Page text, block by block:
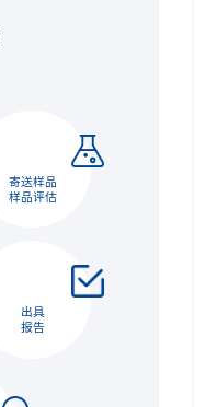
寄送样品
样品评估
出具
报告